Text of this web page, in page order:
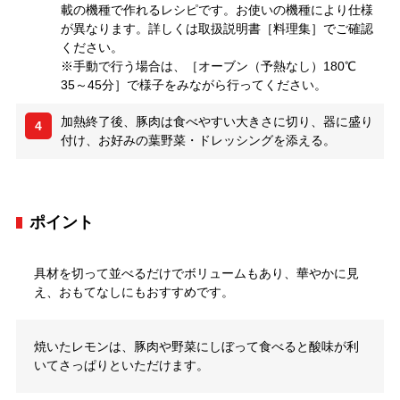
載の機種で作れるレシピです。お使いの機種により仕様
が異なります。詳しくは取扱説明書［料理集］でご確認
ください。
※手動で行う場合は、［オーブン（予熱なし）180℃
35～45分］で様子をみながら行ってください。
4
加熱終了後、豚肉は食べやすい大きさに切り、器に盛り
付け、お好みの葉野菜・ドレッシングを添える。
ポイント
具材を切って並べるだけでボリュームもあり、華やかに見
え、おもてなしにもおすすめです。
焼いたレモンは、豚肉や野菜にしぼって食べると酸味が利
いてさっぱりといただけます。